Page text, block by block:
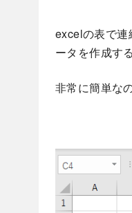
excelの表で連
ータを作成す
非常に簡単な